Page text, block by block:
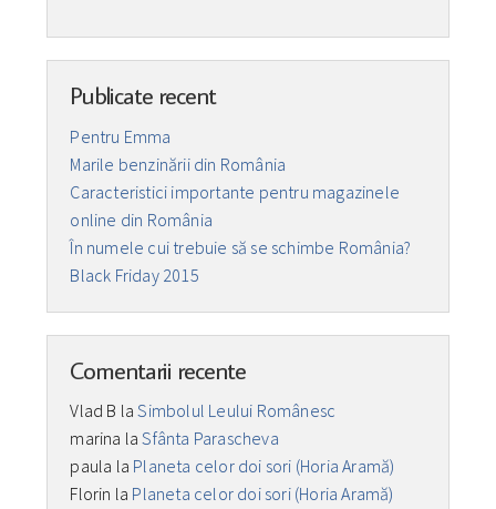
Publicate recent
Pentru Emma
Marile benzinării din România
Caracteristici importante pentru magazinele
online din România
În numele cui trebuie să se schimbe România?
Black Friday 2015
Comentarii recente
Vlad B laSimbolul Leului Românesc
marina laSfânta Parascheva
paula la Planeta celor doi sori (Horia Aramă)
Florin la Planeta celor doi sori (Horia Aramă)